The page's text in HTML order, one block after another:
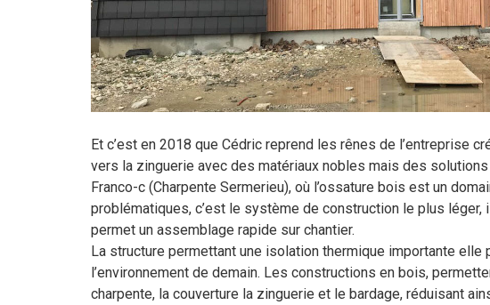
Et c’est en 2018 que Cédric reprend les rênes de l’entreprise
vers la zinguerie avec des matériaux nobles mais des
Franco-c (Charpente Sermerieu), où l’ossature bois est un
problématiques, c’est le système de construction le plus
permet un assemblage rapide sur chantier.
La structure permettant une isolation thermique importante
l’environnement de demain. Les constructions en bois,
charpente, la couverture la zinguerie et le bardage, réduisant